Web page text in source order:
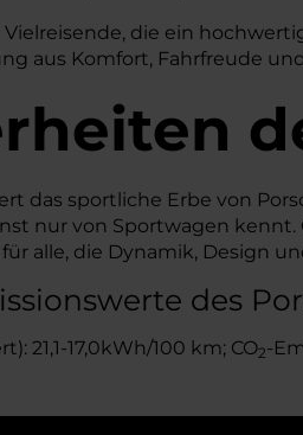
die ein
aus Komfort, Fahrfreude
das sportliche Erbe von
nur von Sportwagen
alle, die Dynamik, Design
des
21,1-17,0kWh/100 km; CO2-